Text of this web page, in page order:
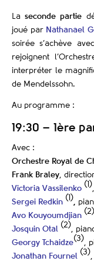
Laseconde partie
joué par Nathanael
soirée s’achève
rejoignent
interpréter le
de Mendelssohn.
Au programme :
19:30 – 1ère
Avec :
Orchestre Royal de
Frank Braley ,
Victoria Vassilenko (1)
Sergei Redkin (1)
Avo Kouyoumdjian (2)
Josquin Otal (2) ,
Georgy Tchaidze(3) ,
Jonathan Fournel (3)